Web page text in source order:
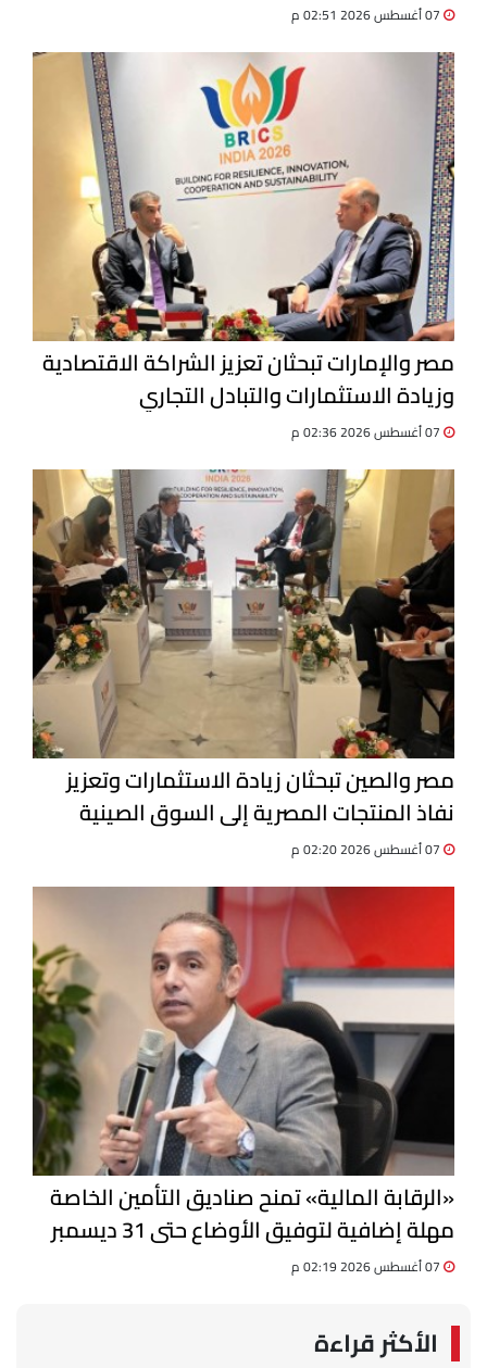
مصر والإمارات تبحثان تعزيز الشراكة الاقتصادية
وزيادة الاستثمارات والتبادل التجاري
مصر والصين تبحثان زيادة الاستثمارات وتعزيز
نفاذ المنتجات المصرية إلى السوق الصينية
«الرقابة المالية» تمنح صناديق التأمين الخاصة
مهلة إضافية لتوفيق الأوضاع حتى 31 ديسمبر
الأكثر قراءة